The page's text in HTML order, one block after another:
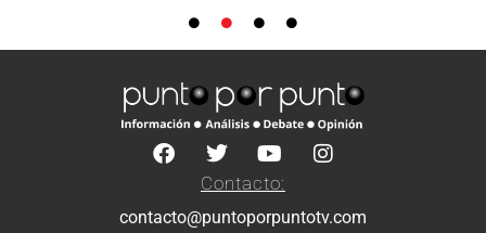
Contacto:
contacto@puntoporpuntotv.com